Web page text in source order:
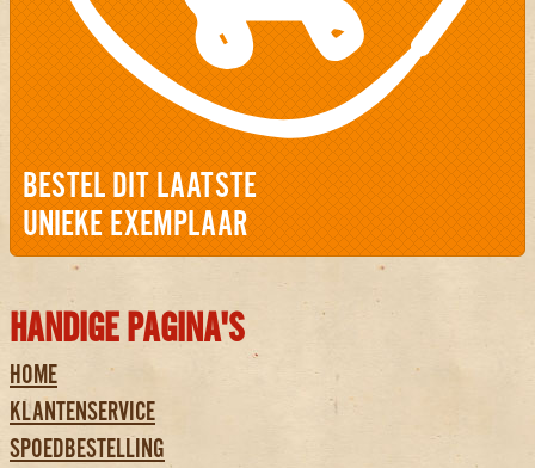
BESTEL DIT LAATSTE
UNIEKE EXEMPLAAR
HANDIGE PAGINA'S
HOME
KLANTENSERVICE
SPOEDBESTELLING